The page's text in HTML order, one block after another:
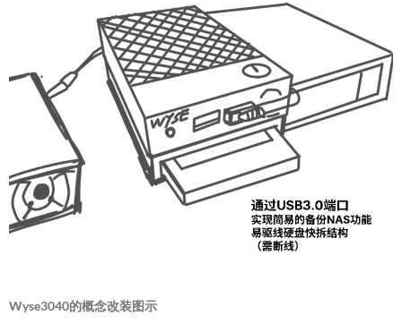
Wyse3040的概念改装图示